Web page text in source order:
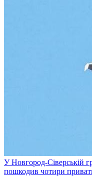
У Новгород-Сіверській
пошкодив чотири